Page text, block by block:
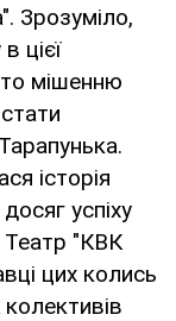
Зрозуміло,
цієї
то мішенню
історія
успіху
Театр "КВК
цих колись